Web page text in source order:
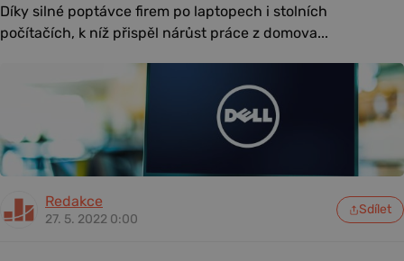
Díky silné poptávce firem po laptopech i stolních
počítačích, k níž přispěl nárůst práce z domova...
Redakce
27. 5. 2022 0:00
Sdílet